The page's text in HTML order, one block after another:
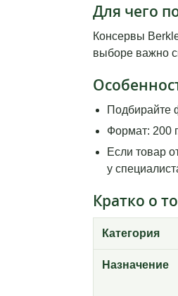
Для чего
Консервы
выборе важно
Подбирайте
Формат: 200
Если товар
у
Кратко о
Категория
Назначение